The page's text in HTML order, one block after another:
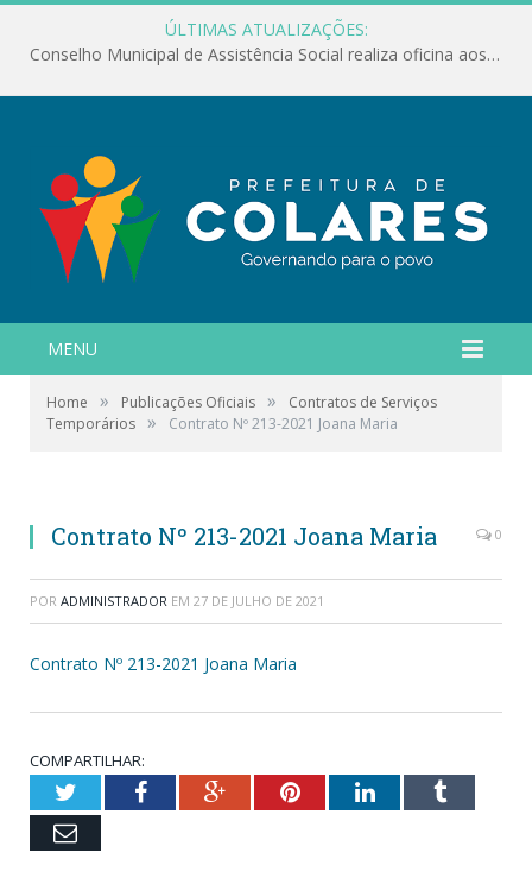
ÚLTIMAS ATUALIZAÇÕES:
Conselho Municipal de Assistência Social realiza oficina aos servidores
MENU
Home » Publicações Oficiais »
Contratos de Serviços
Temporários » Contrato Nº 213-2021 Joana Maria
Contrato Nº 213-2021 Joana Maria 0
POR ADMINISTRADOR EM 27 DE JULHO DE 2021
Contrato Nº 213-2021 Joana Maria
COMPARTILHAR:
TwitterFacebookGoogle+PinterestLinkedInTumblr
Email